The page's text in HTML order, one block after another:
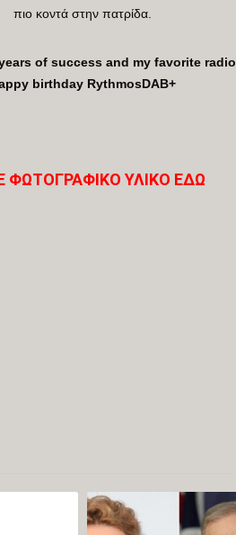
πιο κοντά στην πατρίδα.
of success and my favorite radio
birthday RythmosDAB+
ΦΩΤΟΓΡΑΦΙΚΟ ΥΛΙΚΟ ΕΔΩ